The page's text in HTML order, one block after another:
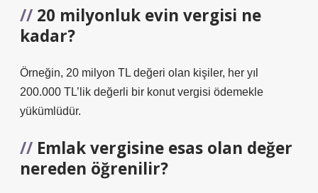
20 milyonluk evin vergisi ne
kadar?
Örneğin, 20 milyon TL değeri olan kişiler, her yıl
200.000 TL’lik değerli bir konut vergisi ödemekle
yükümlüdür.
Emlak vergisine esas olan değer
nereden öğrenilir?